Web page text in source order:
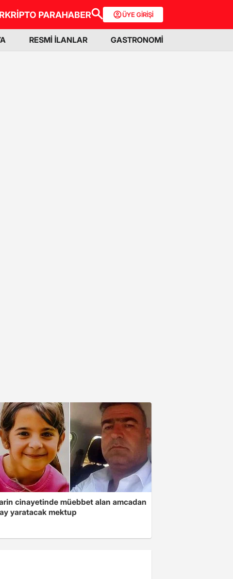
KRİPTO PARAHABER ÜYE GİRİŞİ
RESMİ İLANLAR GASTRONOMİ
cinayetinde müebbet alan amcadan
yaratacak mektup